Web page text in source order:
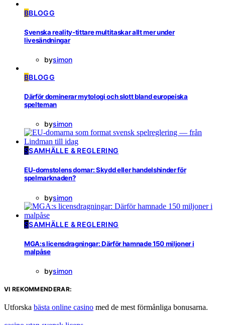
BBLOGG
Svenska reality-tittare multitaskar allt mer under
livesändningar
bysimon
BBLOGG
Därför dominerar mytologi och slott bland europeiska
spelteman
bysimon
SSAMHÄLLE & REGLERING
EU-domstolens domar: Skydd eller handelshinder för
spelmarknaden?
bysimon
SSAMHÄLLE & REGLERING
MGA:s licensdragningar: Därför hamnade 150 miljoner i
malpåse
bysimon
VI REKOMMENDERAR:
Utforska bästa online casino med de mest förmånliga bonusarna.